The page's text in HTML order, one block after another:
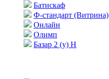
Батискаф
Ф-стандарт (Витрина)
Онлайн
Олимп
Базар 2 (у) Н